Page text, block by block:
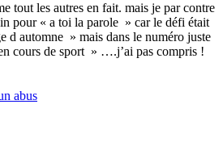
tout les autres en fait. mais je par contre
pour « a toi la parole » car le défi était
d automne » mais dans le numéro juste
cours de sport » ….j’ai pas compris !
abus